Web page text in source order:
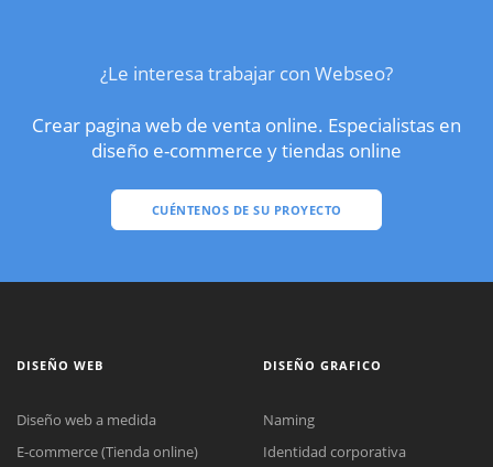
¿Le interesa trabajar con Webseo?
Crear pagina web de venta online. Especialistas en
diseño e-commerce y tiendas online
CUÉNTENOS DE SU PROYECTO
DISEÑO WEB
Diseño web a medida
E-commerce (Tienda online)
DISEÑO GRAFICO
Naming
Identidad corporativa